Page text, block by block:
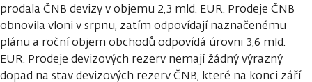
prodala ČNB devizy v objemu 2,3 mld. EUR. Prodeje ČNB
obnovila vloni v srpnu, zatím odpovídají naznačenému
plánu a roční objem obchodů odpovídá úrovni 3,6 mld.
EUR. Prodeje devizových rezerv nemají žádný výrazný
dopad na stav devizových rezerv ČNB, které na konci září